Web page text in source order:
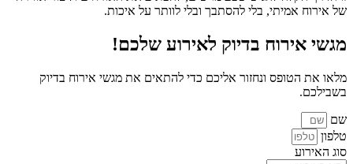
של אירוח אמיתי, בלי להסתבך ובלי לוותר על איכות.
מגשי אירוח בדיוק לאירוע שלכם!
מלאו את הטופס ונחזור אליכם כדי להתאים את מגשי אירוח בדיוק
בשבילכם.
שם
טלפון
סוג האירוע